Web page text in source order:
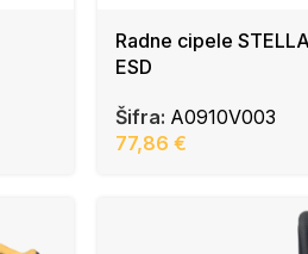
Radne cipele
ESD
Šifra: A0910V003
77,86 €